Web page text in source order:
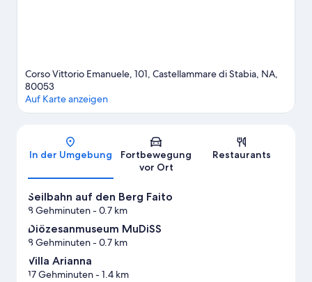
Corso Vittorio Emanuele, 101, Castellammare di Stabia, NA,
80053
Auf Karte anzeigen
In der Umgebung
Fortbewegung
vor Ort
Restaurants
Seilbahn auf den Berg Faito
8 Gehminuten- 0.7 km
Diözesanmuseum MuDiSS
8 Gehminuten- 0.7 km
Villa Arianna
17 Gehminuten- 1.4 km